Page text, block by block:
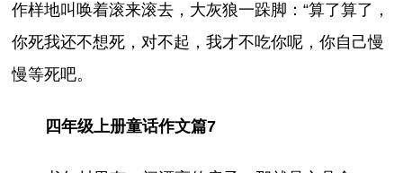
作样地叫唤着滚来滚去，大灰狼一跺脚：“算了算了，
你死我还不想死，对不起，我才不吃你呢，你自己慢
慢等死吧。
四年级上册童话作文篇7